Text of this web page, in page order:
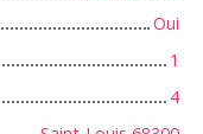
Oui
1
4